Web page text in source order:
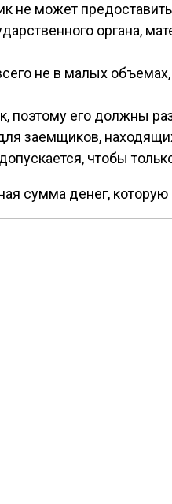
может
не в малых
поэтому его должны
заемщиков,
чтобы
сумма денег,